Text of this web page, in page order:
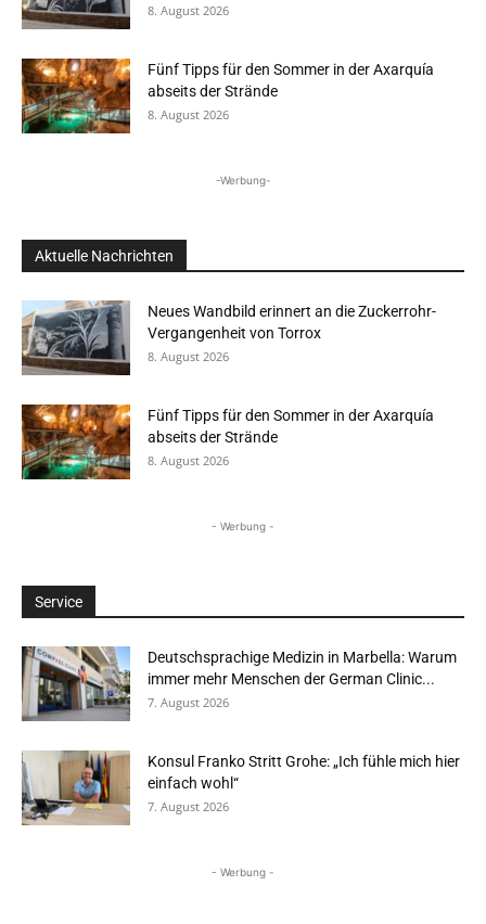
8. August 2026
Fünf Tipps für den Sommer in der Axarquía
abseits der Strände
8. August 2026
-Werbung-
Aktuelle Nachrichten
Neues Wandbild erinnert an die Zuckerrohr-
Vergangenheit von Torrox
8. August 2026
Fünf Tipps für den Sommer in der Axarquía
abseits der Strände
8. August 2026
- Werbung -
Service
Deutschsprachige Medizin in Marbella: Warum
immer mehr Menschen der German Clinic...
7. August 2026
Konsul Franko Stritt Grohe: „Ich fühle mich hier
einfach wohl“
7. August 2026
- Werbung -